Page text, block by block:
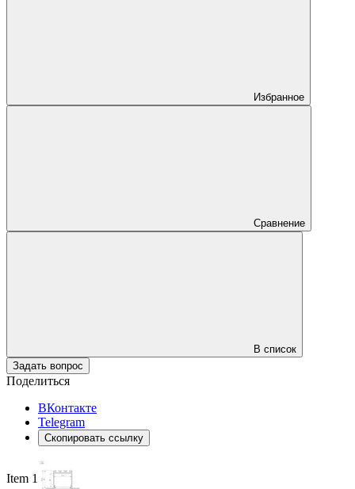
Избранное
Сравнение
В список
Задать вопрос
Поделиться
ВКонтакте
Telegram
Скопировать ссылку
Item 1 of 3